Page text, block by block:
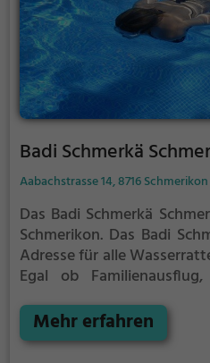
Badi Schmerkä
Aabachstrasse 14, 8716 Schmerikon
Das Badi Schmerkä
Schmerikon. Das Badi
Adresse für alle
Egal ob
Schmerikon kommt jeder
Mehr erfahren